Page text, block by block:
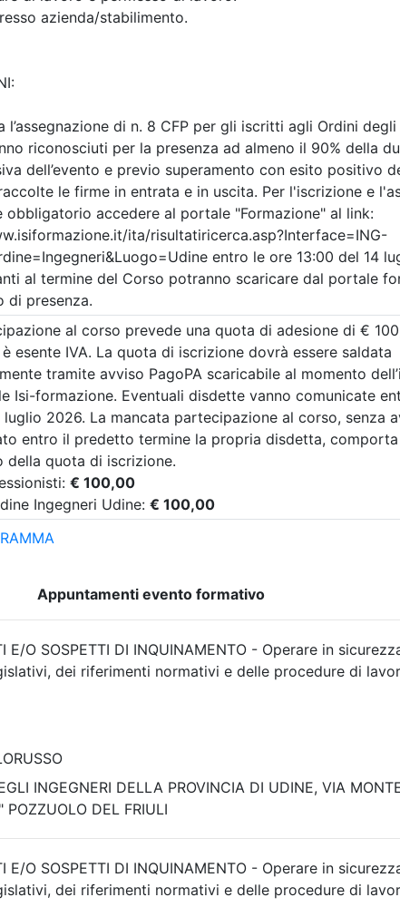
– 1°
al03/11/2026
2026
2026
Allegati
89
Ingegneri di Udine
LEAN MANAGEMENT – 2°
LEZIONE
Date:dal10/11/2026al12/11/2026
Durata:8 ore FAD Streaming
Iscrizioni:dal 29/06/2026
al 09/11/2026
Tipologia:corso
Priorità iscrizioni Allegati